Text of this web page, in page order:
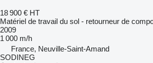
18 900 € HT
Matériel de travail du sol - retourneur de
2009
1 000 m/h
France, Neuville-Saint-Amand
SODINEG